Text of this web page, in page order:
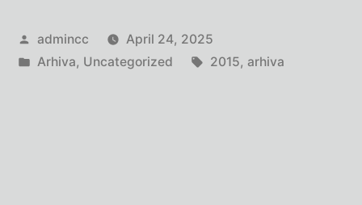
Posted
by
admincc
April 24, 2025
Posted
Arhiva, Uncategorized Tags:
2015, arhiva